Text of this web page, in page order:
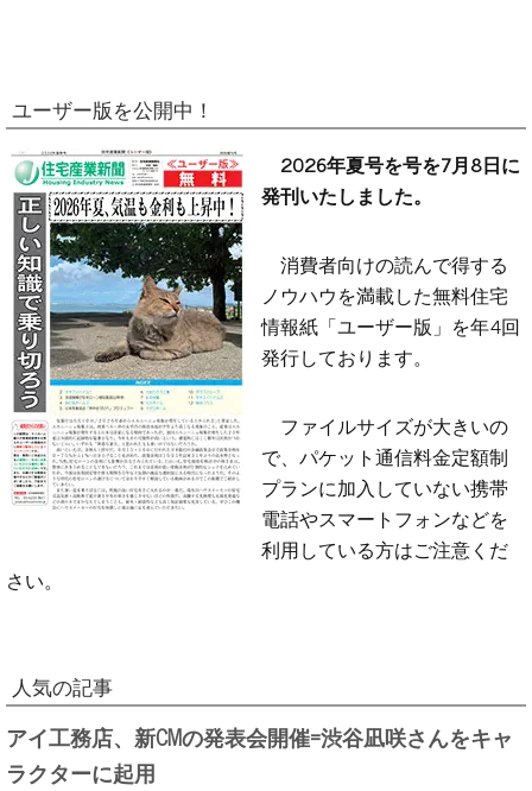
ユーザー版を公開中！
2026年夏号を号を7月8日に
発刊いたしました。
消費者向けの読んで得する
ノウハウを満載した無料住宅
情報紙「ユーザー版」を年4回
発行しております。
ファイルサイズが大きいの
で、パケット通信料金定額制
プランに加入していない携帯
電話やスマートフォンなどを
利用している方はご注意くだ
さい。
人気の記事
アイ工務店、新CMの発表会開催=渋谷凪咲さんをキャ
ラクターに起用